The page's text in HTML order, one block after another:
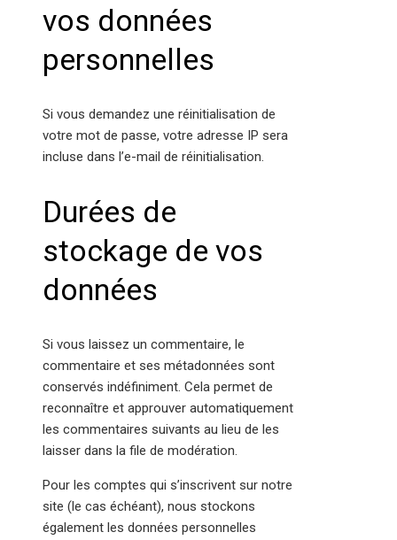
vos données
personnelles
Si vous demandez une réinitialisation de
votre mot de passe, votre adresse IP sera
incluse dans l’e-mail de réinitialisation.
Durées de
stockage de vos
données
Si vous laissez un commentaire, le
commentaire et ses métadonnées sont
conservés indéfiniment. Cela permet de
reconnaître et approuver automatiquement
les commentaires suivants au lieu de les
laisser dans la file de modération.
Pour les comptes qui s’inscrivent sur notre
site (le cas échéant), nous stockons
également les données personnelles